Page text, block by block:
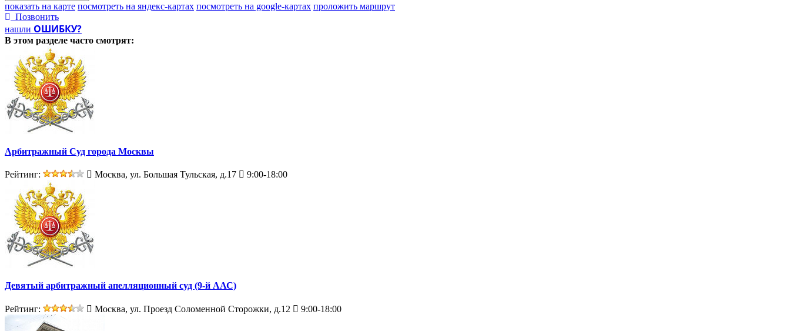
показать на карте посмотреть на яндекс-картах посмотреть на google-картах проложить маршрут
Позвонить
нашли ОШИБКУ?
В этом разделе часто смотрят:
Арбитражный Суд города Москвы
Рейтинг: Москва, ул. Большая Тульская, д.17 9:00-18:00
Девятый арбитражный апелляционный суд (9-й ААС)
Рейтинг: Москва, ул. Проезд Соломенной Сторожки, д.12 9:00-18:00